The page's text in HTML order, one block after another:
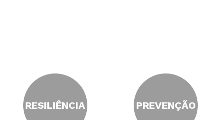
RESILIÊNCIA PREVENÇÃO